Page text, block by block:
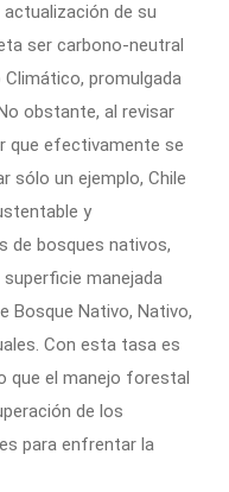
de su
ser carbono-neutral
Climático, promulgada
obstante, al revisar
que efectivamente se
sólo un ejemplo, Chile
y
de bosques nativos,
manejada
Bosque Nativo, Nativo,
Con esta tasa es
que el manejo forestal
de los
para enfrentar la